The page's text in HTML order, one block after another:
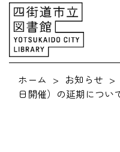
ホーム
お知らせ
日開催）の延期につい